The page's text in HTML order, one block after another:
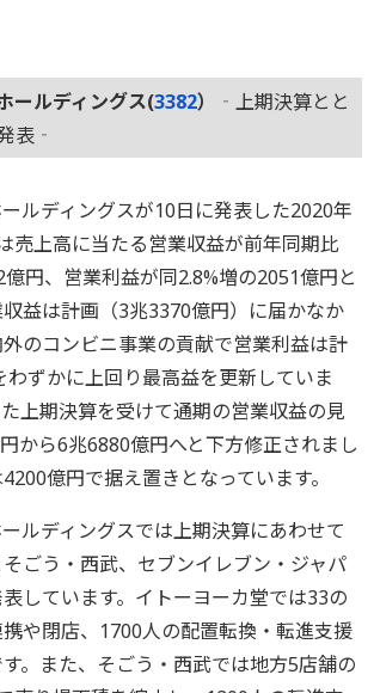
ールディングス(3382）
‐上期決算とと
表‐
ルディングスが10日に発表した2020年
売上高に当たる営業収益が前年同期比
円、営業利益が同2.8%増の2051億円と
益は計画（3兆3370億円）に届かなか
のコンビニ事業の貢献で営業利益は計
ずかに上回り最高益を更新していま
上期決算を受けて通期の営業収益の見
から6兆6880億円へと下方修正されまし
億円で据え置きとなっています。
ルディングスでは上期決算にあわせて
ごう・西武、セブンイレブン・ジャパ
しています。イトーヨーカ堂では33の
や閉店、1700人の配置転換・転進支援
。また、そごう・西武では地方5店舗の